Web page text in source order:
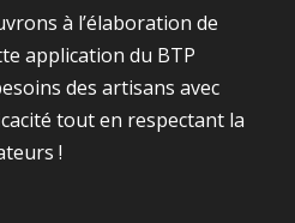
à l’élaboration de
application du BTP
des artisans avec
tout en respectant la
!